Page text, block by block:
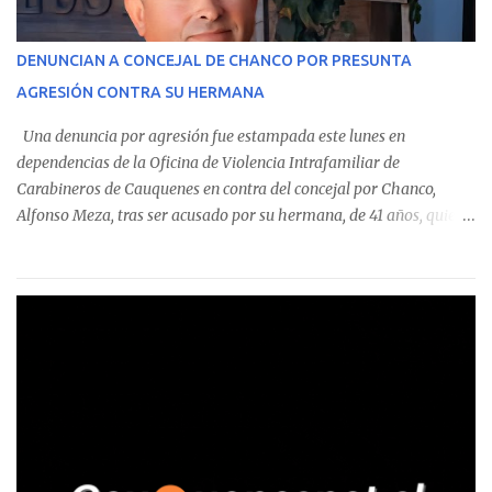
operaciones. Asimismo, se precisa que uno de los casos
corresponde a un funcionario de la Municipalidad de Chanco,
detectaron incumplimientos a la normativa vigente. El informe
precisa que la mayor cantidad de dinero apostado se registró en
Talca, donde...
DENUNCIAN A CONCEJAL DE CHANCO POR PRESUNTA
AGRESIÓN CONTRA SU HERMANA
Una denuncia por agresión fue estampada este lunes en
dependencias de la Oficina de Violencia Intrafamiliar de
Carabineros de Cauquenes en contra del concejal por Chanco,
Alfonso Meza, tras ser acusado por su hermana, de 41 años, quien
relató que los hechos ocurrieron cerca de las 11:30 horas en el
trabajadores, el edil descendió del vehículo y, en medio de la